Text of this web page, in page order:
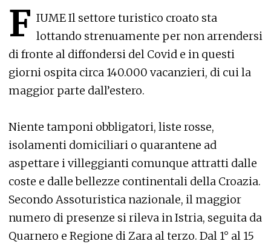
F IUME Il settore turistico croato sta
lottando strenuamente per non arrendersi
di fronte al diffondersi del Covid e in questi
giorni ospita circa 140.000 vacanzieri, di cui la
maggior parte dall’estero.
Niente tamponi obbligatori, liste rosse,
isolamenti domiciliari o quarantene ad
aspettare i villeggianti comunque attratti dalle
coste e dalle bellezze continentali della Croazia.
Secondo Assoturistica nazionale, il maggior
numero di presenze si rileva in Istria, seguita da
Quarnero e Regione di Zara al terzo. Dal 1° al 15